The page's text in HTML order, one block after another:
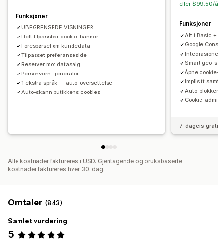
Dataadministrasjon
Regulering
APPI CCPA CPRA CTDPA
PIPEDA
UCPA VCDPA
Analyser og rapportering
Atferdssporing
Ytelsessporing
Trafikkrapporter
Funksjoner
UBEGRENSEDE VISNINGER
Helt tilpassbar cookie-banner
Forespørsel om kundedata
Tilpasset preferanseside
Reserver mot datasalg
Personvern-generator
1 ekstra språk — auto-oversettelse
Auto-skann butikkens cookies
eller $99.50/
Funksjoner
Alt i Basic +
Google
Smart geo-
Åpne
Implisitt
Auto-
Cookie-
7-dagers
Alle kostnader faktureres i USD. Gjentagende og bruksbaserte
kostnader faktureres hver 30. dag.
Omtaler (843)
Samlet vurdering
5